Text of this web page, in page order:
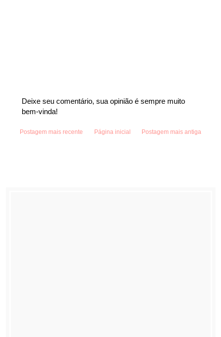
Deixe seu comentário, sua opinião é sempre muito
bem-vinda!
Postagem mais recente Postagem mais antiga
Página inicial